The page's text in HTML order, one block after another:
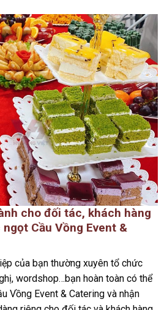
cho đối tác, khách hàng
Cầu Vồng Event &
của bạn thường xuyên tổ chức
wordshop…bạn hoàn toàn có thể
Vồng Event & Catering và nhận